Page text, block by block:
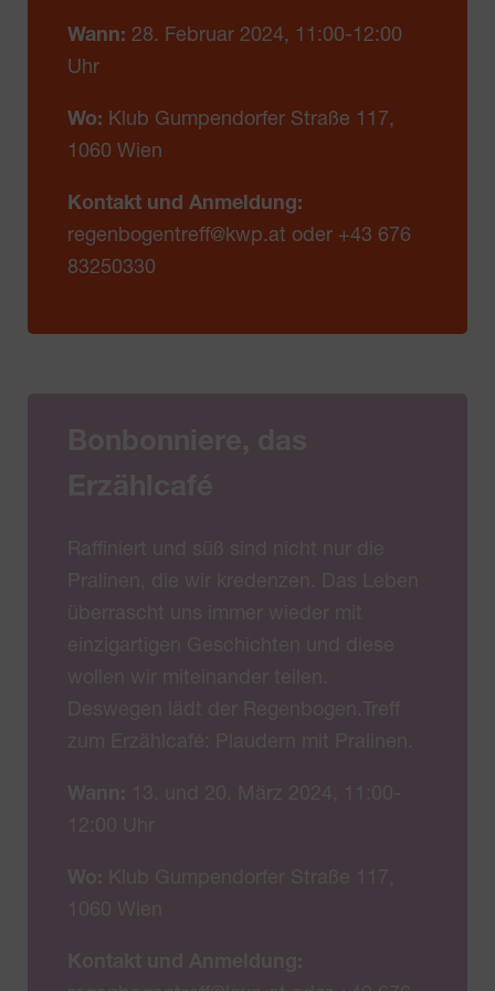
Wann: 28. Februar 2024, 11:00-12:00
Uhr
Wo: Klub Gumpendorfer Straße 117,
1060 Wien
Kontakt und Anmeldung:
regenbogentreff@kwp.at oder +43 676
83250330